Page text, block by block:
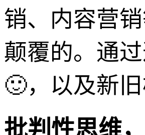
销、内容营
颠覆的。通
🙂，以及新
批判性思维